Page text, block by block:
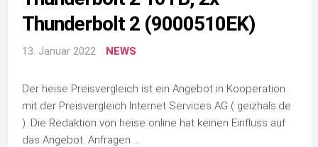
Thunderbolt 2 (9000510EK)
13. Januar 2022 NEWS
Der heise Preisvergleich ist ein Angebot in Kooperation
mit der Preisvergleich Internet Services AG ( geizhals.de
). Die Redaktion von heise online hat keinen Einfluss auf
das Angebot. Anfragen …